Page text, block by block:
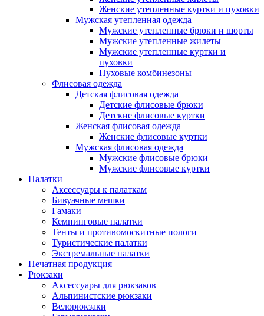
Женские утепленные куртки и пуховки
Мужская утепленная одежда
Мужские утепленные брюки и шорты
Мужские утепленные жилеты
Мужские утепленные куртки и
пуховки
Пуховые комбинезоны
Флисовая одежда
Детская флисовая одежда
Детские флисовые брюки
Детские флисовые куртки
Женская флисовая одежда
Женские флисовые куртки
Мужская флисовая одежда
Мужские флисовые брюки
Мужские флисовые куртки
Палатки
Аксессуары к палаткам
Бивуачные мешки
Гамаки
Кемпинговые палатки
Тенты и противомоскитные пологи
Туристические палатки
Экстремальные палатки
Печатная продукция
Рюкзаки
Аксессуары для рюкзаков
Альпинистские рюкзаки
Велорюкзаки